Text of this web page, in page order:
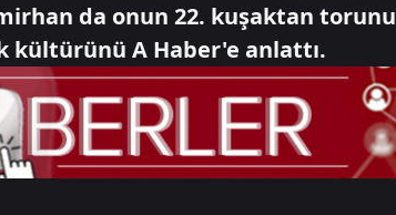
da onun 22. kuşaktan
kültürünü A Haber'e anlattı.